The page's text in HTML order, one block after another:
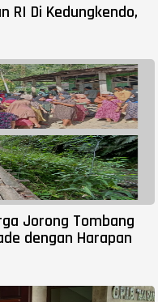
RI Di Kedungkendo,
Jorong Tombang
dengan Harapan